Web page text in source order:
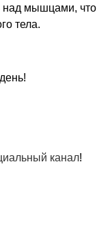
над мышцами, что
тела.
канал!